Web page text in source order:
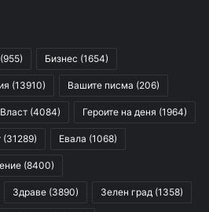
(955) Бизнес (1654)
(13910) Вашите писма (206)
Власт (4084) Героите на деня (1964)
(31289) Евала (1068)
(8400)
Здраве (3890) Зелен град (1358)